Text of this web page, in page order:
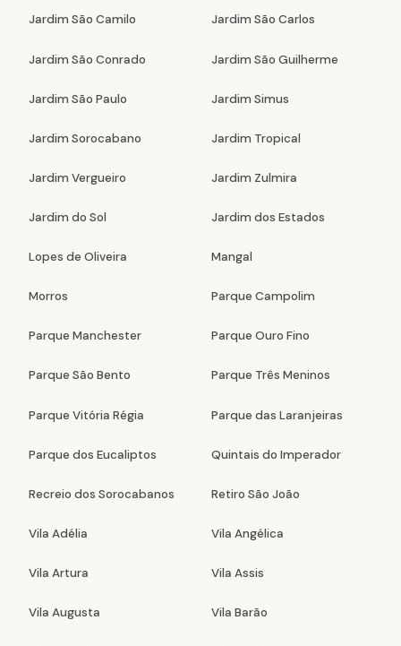
Jardim São Camilo Jardim São Carlos
Jardim São Conrado Jardim São Guilherme
Jardim São Paulo Jardim Simus
Jardim Sorocabano Jardim Tropical
Jardim Vergueiro Jardim Zulmira
Jardim do Sol Jardim dos Estados
Lopes de Oliveira Mangal
Morros Parque Campolim
Parque Manchester Parque Ouro Fino
Parque São Bento Parque Três Meninos
Parque Vitória Régia Parque das Laranjeiras
Parque dos Eucaliptos Quintais do Imperador
Recreio dos Sorocabanos Retiro São João
Vila Adélia Vila Angélica
Vila Artura Vila Assis
Vila Augusta Vila Barão